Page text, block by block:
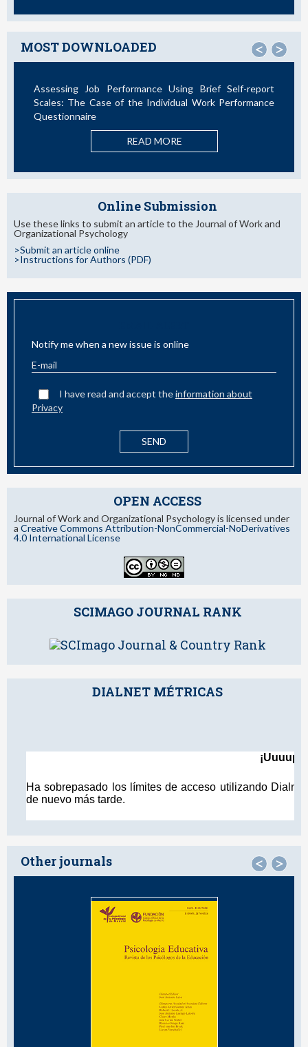
MOST DOWNLOADED < >
Self-report
Performance
La Teoría de las Demandas y Recursos
Nuevos Desarrollos en la Última Década
Online Submission
Use these links to submit an article to the Journal of Work and
Organizational Psychology
>Submit an article online
>Instructions for Authors (PDF)
Notify me when a new issue is online
I have read and accept theinformation about
Privacy
OPEN ACCESS
Journal of Work and Organizational Psychology is licensed under
a Creative Commons Attribution-NonCommercial-NoDerivatives
4.0 International License
SCIMAGO JOURNAL RANK
DIALNET MÉTRICAS
Other journals < >